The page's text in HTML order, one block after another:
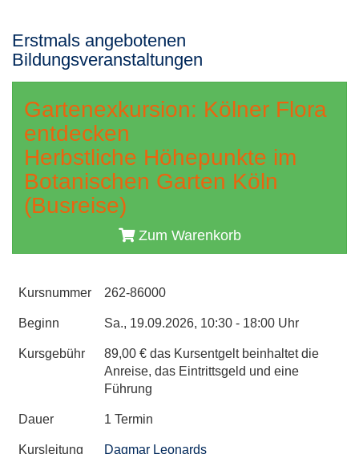
Erstmals angebotenen
Bildungsveranstaltungen
Gartenexkursion: Kölner Flora
entdecken
Herbstliche Höhepunkte im
Botanischen Garten Köln
(Busreise)
Zum Warenkorb
Kursnummer 262-86000
Beginn Sa., 19.09.2026, 10:30 - 18:00 Uhr
Kursgebühr
89,00 € das Kursentgelt beinhaltet die
Anreise, das Eintrittsgeld und eine
Führung
Dauer 1 Termin
Kursleitung Dagmar Leonards